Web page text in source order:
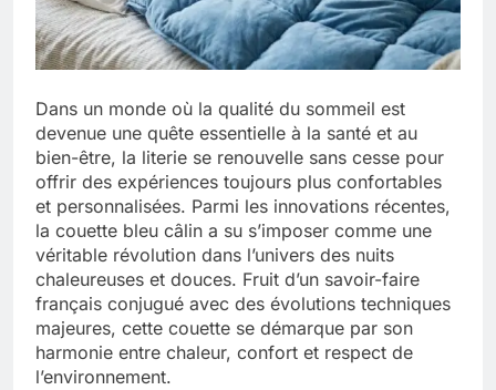
Dans un monde où la qualité du sommeil est
devenue une quête essentielle à la santé et au
bien-être, la literie se renouvelle sans cesse pour
offrir des expériences toujours plus confortables
et personnalisées. Parmi les innovations récentes,
la couette bleu câlin a su s’imposer comme une
véritable révolution dans l’univers des nuits
chaleureuses et douces. Fruit d’un savoir-faire
français conjugué avec des évolutions techniques
majeures, cette couette se démarque par son
harmonie entre chaleur, confort et respect de
l’environnement.